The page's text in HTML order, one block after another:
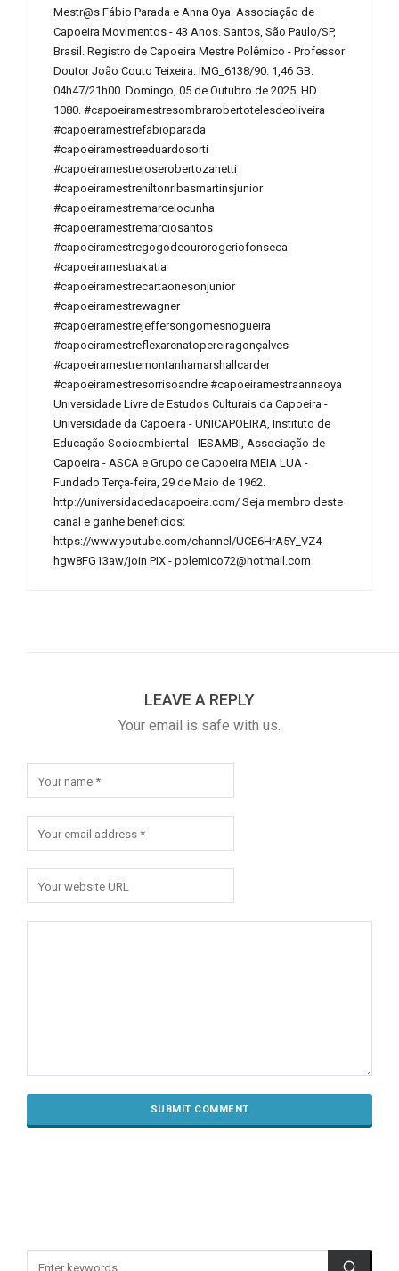
Mestr@s Fábio Parada e Anna Oya: Associação de
Capoeira Movimentos - 43 Anos. Santos, São Paulo/SP,
Brasil. Registro de Capoeira Mestre Polêmico - Professor
Doutor João Couto Teixeira. IMG_6138/90. 1,46 GB.
04h47/21h00. Domingo, 05 de Outubro de 2025. HD
1080. #capoeiramestresombrarobertotelesdeoliveira
#capoeiramestrefabioparada
#capoeiramestreeduardosorti
#capoeiramestrejoserobertozanetti
#capoeiramestreniltonribasmartinsjunior
#capoeiramestremarcelocunha
#capoeiramestremarciosantos
#capoeiramestregogodeourorogeriofonseca
#capoeiramestrakatia
#capoeiramestrecartaonesonjunior
#capoeiramestrewagner
#capoeiramestrejeffersongomesnogueira
#capoeiramestreflexarenatopereiragonçalves
#capoeiramestremontanhamarshallcarder
#capoeiramestresorrisoandre #capoeiramestraannaoya
Universidade Livre de Estudos Culturais da Capoeira -
Universidade da Capoeira - UNICAPOEIRA, Instituto de
Educação Socioambiental - IESAMBI, Associação de
Capoeira - ASCA e Grupo de Capoeira MEIA LUA -
Fundado Terça-feira, 29 de Maio de 1962.
http://universidadedacapoeira.com/ Seja membro deste
canal e ganhe benefícios:
https://www.youtube.com/channel/UCE6HrA5Y_VZ4-
hgw8FG13aw/join PIX - polemico72@hotmail.com
LEAVE A REPLY
Your email is safe with us.